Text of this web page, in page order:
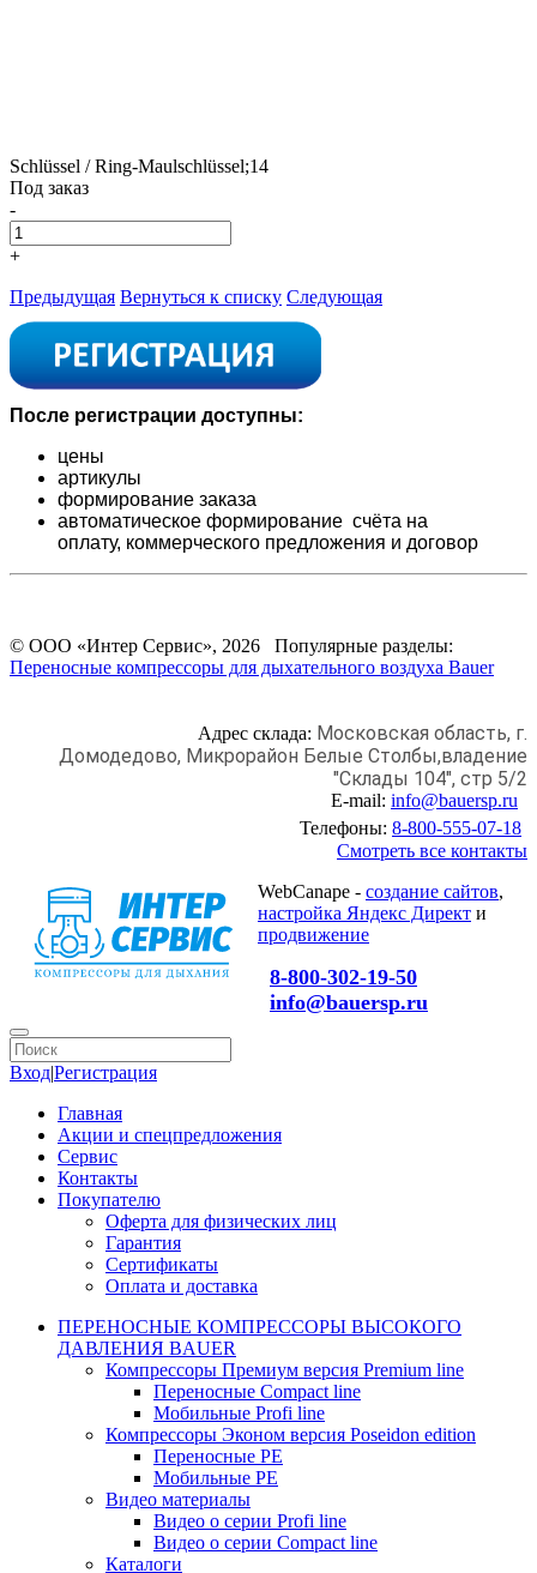
Schlüssel / Ring-Maulschlüssel;14
Под заказ
-
+
Предыдущая Вернуться к списку Следующая
После регистрации доступны:
цены
артикулы
формирование заказа
автоматическое формирование счёта на
оплату, коммерческого предложения и договор
© ООО «Интер Сервис», 2026 Популярные разделы:
Переносные компрессоры для дыхательного воздуха Bauer
Адрес склада: Московская область, г.
Домодедово, Микрорайон Белые Столбы,владение
"Склады 104", стр 5/2
E-mail: info@bauersp.ru
Телефоны: 8-800-555-07-18
Смотреть все контакты
WebCanape - создание сайтов,
настройка Яндекс Директ и
продвижение
8-800-302-19-50
info@bauersp.ru
Вход|Регистрация
Главная
Акции и спецпредложения
Сервис
Контакты
Покупателю
Оферта для физических лиц
Гарантия
Сертификаты
Оплата и доставка
ПЕРЕНОСНЫЕ КОМПРЕССОРЫ ВЫСОКОГО
ДАВЛЕНИЯ BAUER
Компрессоры Премиум версия Premium line
Переносные Compact line
Мобильные Profi line
Компрессоры Эконом версия Poseidon edition
Переносные PE
Мобильные PE
Видео материалы
Видео о серии Profi line
Видео о серии Compact line
Каталоги